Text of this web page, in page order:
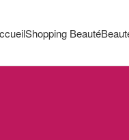
Shopping Beauté